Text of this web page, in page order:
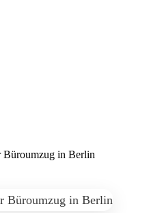
Büroumzug in Berlin